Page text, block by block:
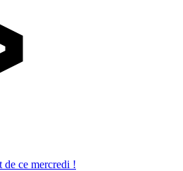
de ce mercredi !